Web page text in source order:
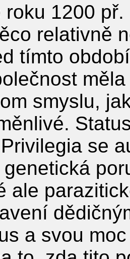
roku 1200
relativně
tímto
smyslu,
se
ale
a svou